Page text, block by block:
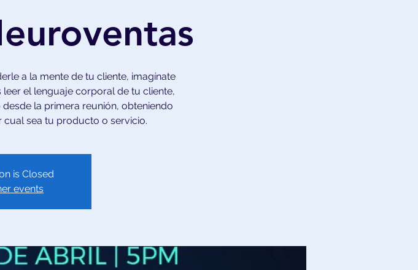
a la mente de tu cliente, imagínate
el lenguaje corporal de tu cliente,
la primera reunión, obteniendo
cual sea tu producto o servicio.
is Closed
events